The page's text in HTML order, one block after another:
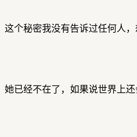
这个秘密我没有告诉过任何人
她已经不在了，如果说世界上